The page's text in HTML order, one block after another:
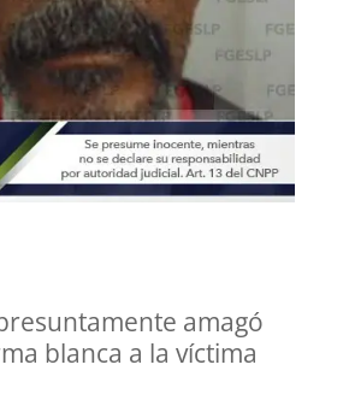
amagó
blanca a la víctima